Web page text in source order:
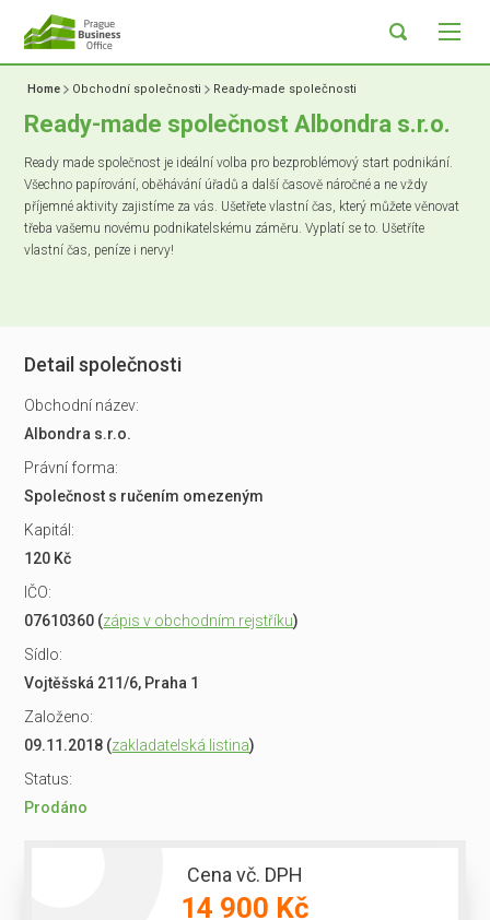
Home Obchodní společnosti Ready-made společnosti
Ready-made společnost Albondra s.r.o.
Ready made společnost je ideální volba pro bezproblémový start podnikání.
Všechno papírování, oběhávání úřadů a další časově náročné a ne vždy
příjemné aktivity zajistíme za vás. Ušetřete vlastní čas, který můžete věnovat
třeba vašemu novému podnikatelskému záměru. Vyplatí se to. Ušetříte
vlastní čas, peníze i nervy!
Detail společnosti
Obchodní název:
Albondra s.r.o.
Právní forma:
Společnost s ručením omezeným
Kapitál:
120 Kč
IČO:
07610360 (zápis v obchodním rejstříku)
Sídlo:
Vojtěšská 211/6, Praha 1
Založeno:
09.11.2018 (zakladatelská listina)
Status:
Prodáno
Cena vč. DPH
14 900 Kč